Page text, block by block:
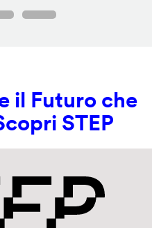
il Futuro che
STEP